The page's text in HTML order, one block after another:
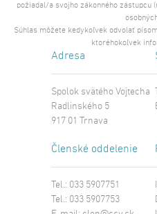
požiadal/a svojho zákonného zástupcu
Súhlas môžete kedykoľvek odvolať
ktoréhokoľvek
Adresa
Spolok svätého Vojtecha
Radlinského 5
917 01 Trnava
Členské oddelenie
Tel.: 033 5907751
Tel.: 033 5907753